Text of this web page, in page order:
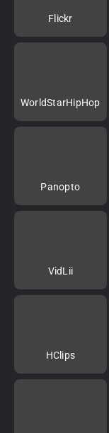
Flickr
WorldStarHipHop
Panopto
VidLii
HClips